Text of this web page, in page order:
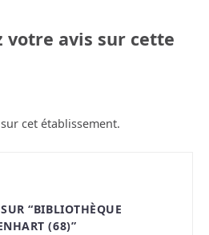
votre avis sur cette
cet établissement.
“BIBLIOTHÈQUE
(68)”